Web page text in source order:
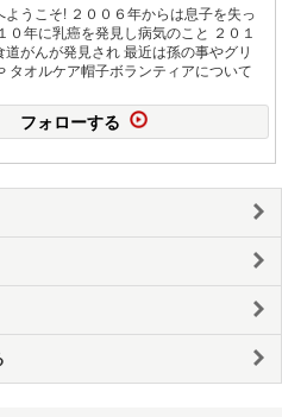
ようこそ! ２００６年からは息子を失っ
０年に乳癌を発見し病気のこと ２０１
道がんが発見され 最近は孫の事やグリ
タオルケア帽子ボランティアについて
フォローする